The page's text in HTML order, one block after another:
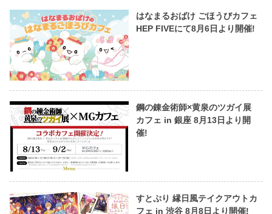
はなまるおばけ ごほうびカフェ
HEP FIVEにて8月6日より開催!
鋼の錬金術師×黄泉のツガイ展
カフェ in 銀座 8月13日より開
催!
すとぷり 縁日風テイクアウトカ
フェ in 渋谷 8月8日より開催!